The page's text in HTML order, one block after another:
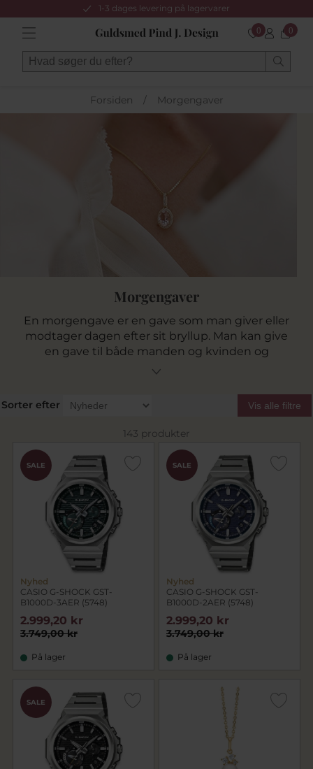
1-3 dages levering på lagervarer
0 0
Forsiden / Morgengaver
Morgengaver
En morgengave er en gave som man giver eller
modtager dagen efter sit bryllup. Man kan give
en gave til både manden og kvinden og
traditionelt set er det et form for smykke man
alle vores ideer til morgengaver der er ideelle til
morgengave til både ham og hende.
Sorter efter Vis alle filtre
143 produkter
SALE
Nyhed
CASIO G-SHOCK GST-
B1000D-3AER (5748)
3.749,00 kr
2.999,20 kr
På lager
SALE
Nyhed
CASIO G-SHOCK GST-
B1000D-2AER (5748)
3.749,00 kr
2.999,20 kr
På lager
SALE